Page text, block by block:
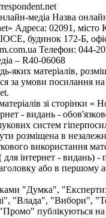
медіа Назва
Адреса: 02091, місто
будинок 172-Б,
Телефон: 044-
– R40-06068
яких матеріалів,
за умови посилання на
зі сторінки «
- видань -
систем
розміщена в
використання
для інтернет - видань) -
або в першому
"Думка",
"Влада", "Вибори",
публікуються на